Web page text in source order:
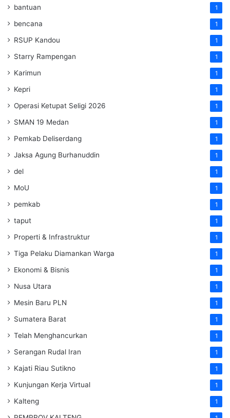
bantuan 1
bencana 1
RSUP Kandou 1
Starry Rampengan 1
Karimun 1
Kepri 1
Operasi Ketupat Seligi 2026 1
SMAN 19 Medan 1
Pemkab Deliserdang 1
Jaksa Agung Burhanuddin 1
del 1
MoU 1
pemkab 1
taput 1
Properti & Infrastruktur 1
Tiga Pelaku Diamankan Warga 1
Ekonomi & Bisnis 1
Nusa Utara 1
Mesin Baru PLN 1
Sumatera Barat 1
Telah Menghancurkan 1
Serangan Rudal Iran 1
Kajati Riau Sutikno 1
Kunjungan Kerja Virtual 1
Kalteng 1